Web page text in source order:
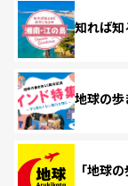
知れば
地球の
「地球